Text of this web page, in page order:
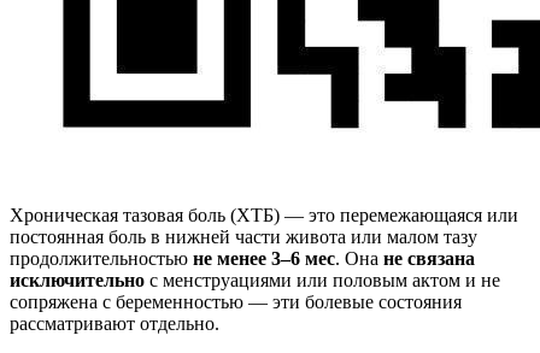
Хроническая тазовая боль (ХТБ) — это перемежающаяся или
постоянная боль в нижней части живота или малом тазу
продолжительностью не менее 3–6 мес. Она не связана
исключительно с менструациями или половым актом и не
сопряжена с беременностью — эти болевые состояния
рассматривают отдельно.